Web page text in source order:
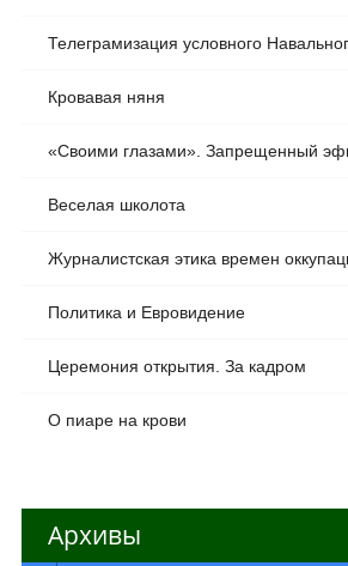
Телеграмизация условного
Кровавая няня
«Своими глазами». Запрещенный
Веселая школота
Журналистская этика времен
Политика и Евровидение
Церемония открытия. За кадром
О пиаре на крови
Архивы